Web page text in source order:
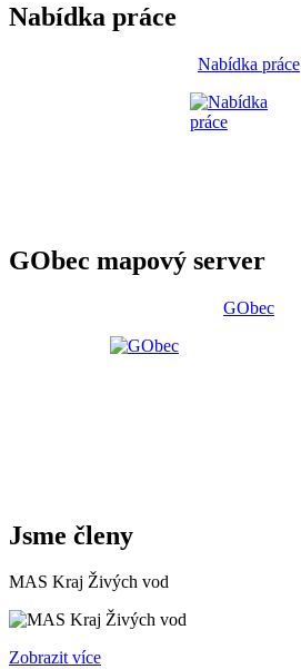
Nabídka práce
Nabídka práce
GObec mapový server
GObec
Jsme členy
MAS Kraj Živých vod
Zobrazit více